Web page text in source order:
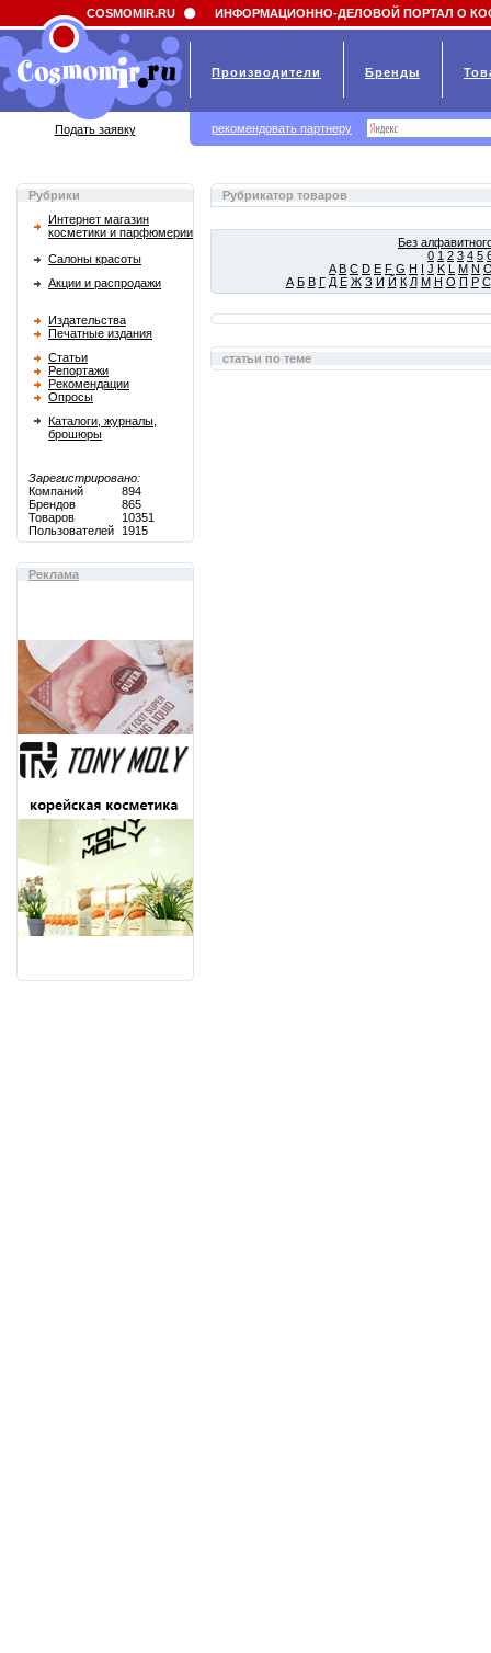
Field 'news_title' doesn't have a default value
Рубрики
Интернет магазин
косметики и парфюмерии
Салоны красоты
Акции и распродажи
Издательства
Печатные издания
Статьи
Репортажи
Рекомендации
Опросы
Каталоги, журналы,
брошюры
Зарегистрировано:
Компаний
894
Брендов
865
Товаров
10351
Пользователей
1915
Реклама
Рубрикатор товаров
Без
0 1 2 3 4 5
A B C D E F G H I J K L M N
А Б В Г Д Е Ж З И Й К Л М Н О П Р С
статьи по теме
COSMOMIR.RU ИНФОРМАЦИОННО-ДЕЛОВОЙ ПОРТАЛ О
Производители Бренды
Подать заявку рекомендовать партнеру